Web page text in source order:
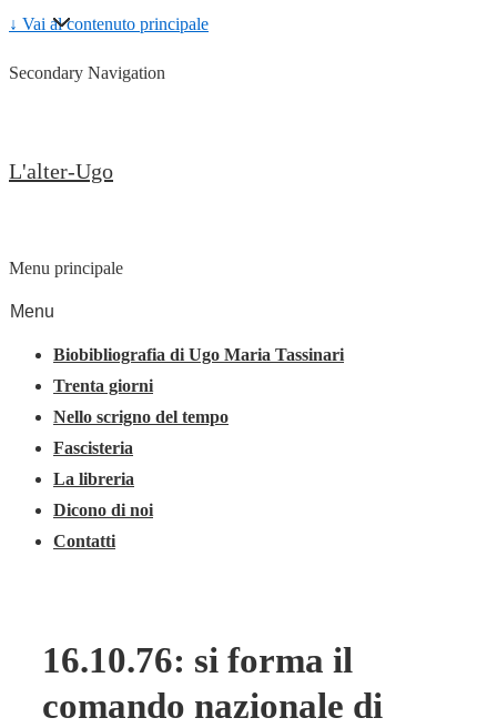
↓ Vai al contenuto principale
Secondary Navigation
L'alter-Ugo
Menu principale
Menu
Biobibliografia di Ugo Maria Tassinari
Trenta giorni
Nello scrigno del tempo
Fascisteria
La libreria
Dicono di noi
Contatti
16.10.76: si forma il
comando nazionale di